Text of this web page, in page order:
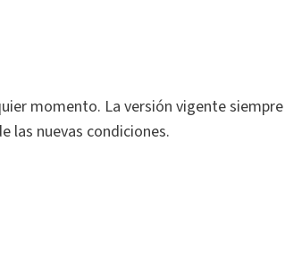
momento. La versión vigente
las nuevas condiciones.